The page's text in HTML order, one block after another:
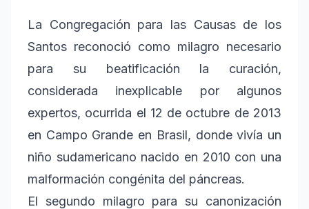
La Congregación para las Causas de los
Santos reconoció como milagro necesario
para su beatificación la curación,
considerada inexplicable por algunos
expertos, ocurrida el 12 de octubre de 2013
en Campo Grande en Brasil, donde vivía un
niño sudamericano nacido en 2010 con una
malformación congénita del páncreas.
El segundo milagro para su canonización